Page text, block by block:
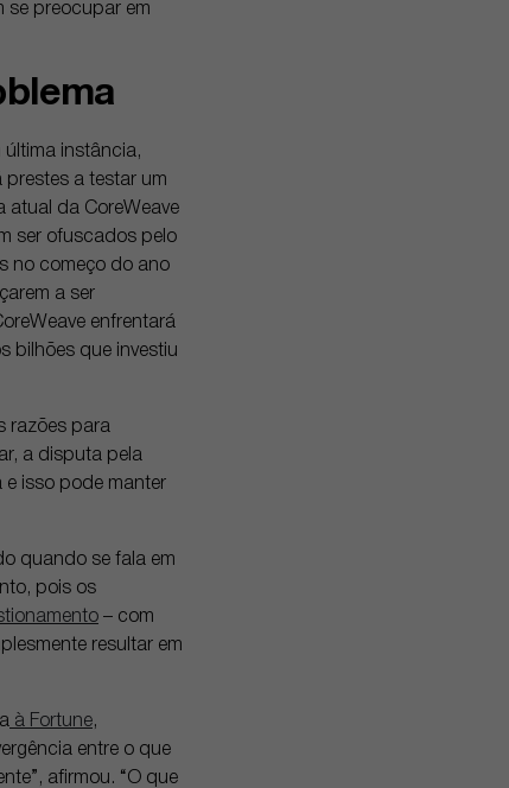
se preocupar em
última instância,
prestes a testar um
atual da CoreWeave
ser ofuscados pelo
no começo do ano
a ser
enfrentará
bilhões que investiu
razões para
a disputa pela
e isso pode manter
quando se fala em
pois os
– com
resultar em
à Fortune,
entre o que
afirmou. “O que